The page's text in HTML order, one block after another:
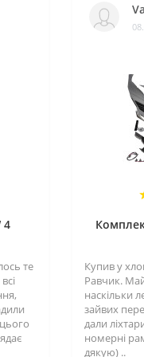
4
те
Купив у
Равчик.
наскільки
зайвих
дали
номерні
дякую) ..